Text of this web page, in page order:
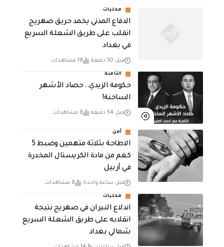
محليات
الدفاع المدني يخمد حريق صهريج
انقلب على طريق الشعلة السريع
في بغداد
قبل 50 دقيقة 18 مشاهدات
الثامنة
حكومة الزيدي.. حصاد الأشهر
الساخنة!
قبل 54 دقيقة 8 مشاهدات
أمن
الاطاحة بثلاثة متهمين وضبط 5
كغم من مادة الكريستال المخدرة ​
في أربيل
قبل ساعة واحدة 8 مشاهدات
محليات
اندلاع النيران في صهريج نتيجة
انقلابه على طريق الشعلة السريع
شمالي بغداد